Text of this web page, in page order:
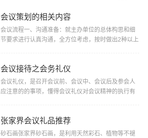
会议策划的相关内容
会议流程一、沟通准备：就主办单位的总体构思和细
节要求进行认真沟通，全方位考虑，按时做出2种以上
会议接待之会务礼仪
会议礼仪，是召开会议前、会议中、会议后及参会人
应注意的的事项，懂得会议礼仪对会议精神的执行有
张家界会议礼品推荐
砂石画张家界砂石画，是利用天然彩石、植物等不褪